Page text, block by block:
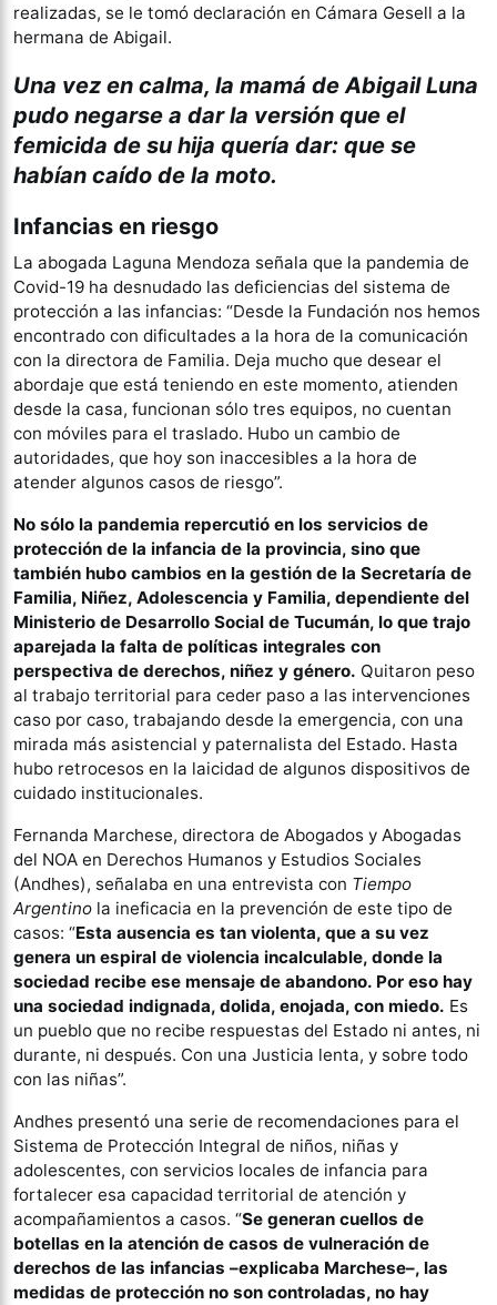
realizadas, se le tomó declaración en Cámara Gesell a la
hermana de Abigail.
Una vez en calma, la mamá de Abigail Luna
pudo negarse a dar la versión que el
femicida de su hija quería dar: que se
habían caído de la moto.
Infancias en riesgo
La abogada Laguna Mendoza señala que la pandemia de
Covid-19 ha desnudado las deficiencias del sistema de
protección a las infancias: “Desde la Fundación nos hemos
encontrado con dificultades a la hora de la comunicación
con la directora de Familia. Deja mucho que desear el
abordaje que está teniendo en este momento, atienden
desde la casa, funcionan sólo tres equipos, no cuentan
con móviles para el traslado. Hubo un cambio de
autoridades, que hoy son inaccesibles a la hora de
atender algunos casos de riesgo”.
No sólo la pandemia repercutió en los servicios de
protección de la infancia de la provincia, sino que
también hubo cambios en la gestión de la Secretaría de
Familia, Niñez, Adolescencia y Familia, dependiente del
Ministerio de Desarrollo Social de Tucumán, lo que trajo
aparejada la falta de políticas integrales con
perspectiva de derechos, niñez y género. Quitaron peso
al trabajo territorial para ceder paso a las intervenciones
caso por caso, trabajando desde la emergencia, con una
mirada más asistencial y paternalista del Estado. Hasta
hubo retrocesos en la laicidad de algunos dispositivos de
cuidado institucionales.
Fernanda Marchese, directora de Abogados y Abogadas
del NOA en Derechos Humanos y Estudios Sociales
(Andhes), señalaba en una entrevista con Tiempo
Argentino la ineficacia en la prevención de este tipo de
casos: “Esta ausencia es tan violenta, que a su vez
genera un espiral de violencia incalculable, donde la
sociedad recibe ese mensaje de abandono. Por eso hay
una sociedad indignada, dolida, enojada, con miedo. Es
un pueblo que no recibe respuestas del Estado ni antes, ni
durante, ni después. Con una Justicia lenta, y sobre todo
con las niñas”.
Andhes presentó una serie de recomendaciones para el
Sistema de Protección Integral de niños, niñas y
adolescentes, con servicios locales de infancia para
fortalecer esa capacidad territorial de atención y
acompañamientos a casos. “Se generan cuellos de
botellas en la atención de casos de vulneración de
derechos de las infancias –explicaba Marchese–, las
medidas de protección no son controladas, no hay